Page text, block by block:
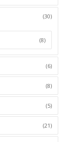
(30)
(8)
(6)
(8)
(5)
(21)